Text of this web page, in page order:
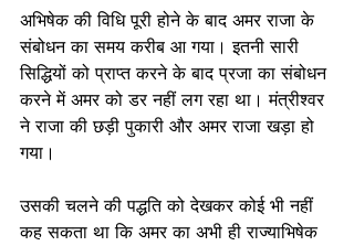
अभिषेक की विधि पूरी होने के बाद अमर राजा के
संबोधन का समय करीब आ गया। इतनी सारी
सिद्धियों को प्राप्त करने के बाद प्रजा का संबोधन
करने में अमर को डर नहीं लग रहा था। मंत्रीश्वर
ने राजा की छड़ी पुकारी और अमर राजा खड़ा हो
गया।
उसकी चलने की पद्धति को देखकर कोई भी नहीं
कह सकता था कि अमर का अभी ही राज्याभिषेक